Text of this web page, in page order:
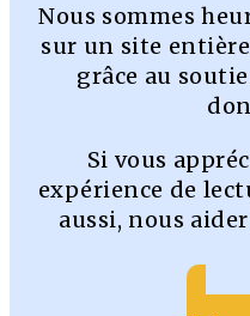
Nous sommes
sur un site
grâce au
Si vous
expérience de
aussi, nous